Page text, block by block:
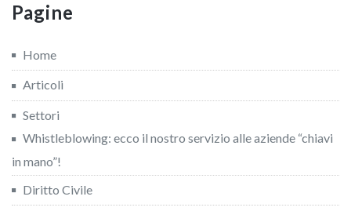
Pagine
Home
Articoli
Settori
Whistleblowing: ecco il nostro servizio alle aziende “chiavi
in mano”!
Diritto Civile